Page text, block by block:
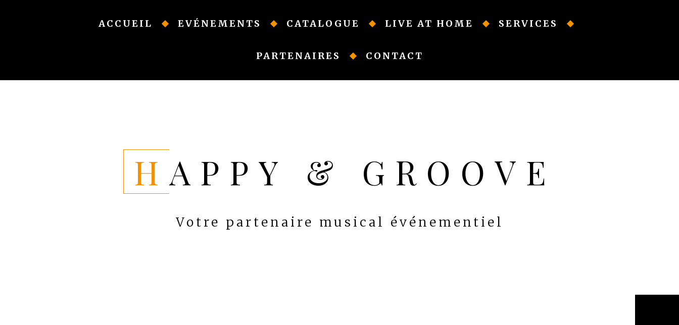
ACCUEIL EVÉNEMENTS CATALOGUE LIVE AT HOME SERVICES
PARTENAIRES CONTACT
HAPPY & GROOVE
Votre partenaire musical événementiel